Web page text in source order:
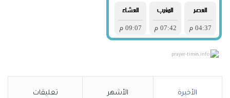
prayer-times.info
الأخيرة الأشهر تعليقات